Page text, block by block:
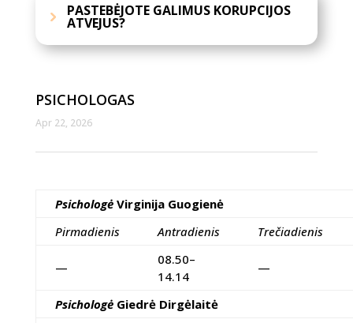
PASTEBĖJOTE GALIMUS KORUPCIJOS
ATVEJUS?
PSICHOLOGAS
Apr 22, 2026
Psichologė Virginija Guogienė
Pirmadienis
Antradienis Trečiadienis
—
08.50–
14.14
—
Psichologė Giedrė Dirgėlaitė